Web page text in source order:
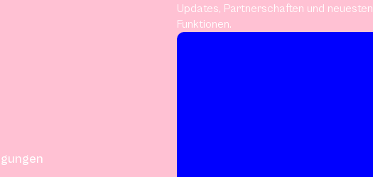
Updates, Partnerschaften und neuesten
Funktionen.